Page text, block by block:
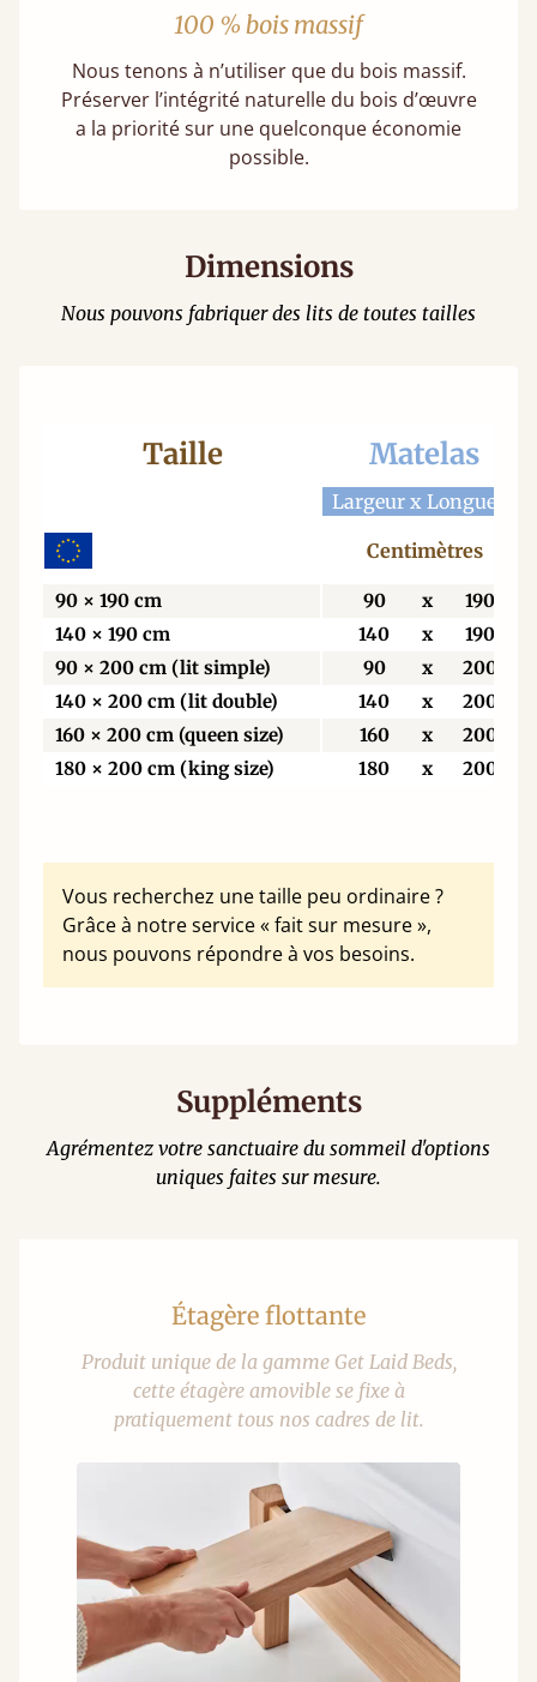
100 % bois massif
Nous tenons à n’utiliser que du bois massif.
Préserver l’intégrité naturelle du bois d’œuvre
a la priorité sur une quelconque économie
possible.
Dimensions
Nous pouvons fabriquer des lits de toutes tailles
Taille Matelas
Largeur x Longueur
Centimètres
90 × 190 cm 90 x
190
140 × 190 cm
140 x
190
90 × 200 cm (lit simple)
90 x
200
140 × 200 cm (lit double)
140 x
200
160 × 200 cm (queen size)
160 x
200
180 × 200 cm (king size)
180 x 200
Vous recherchez une taille peu ordinaire ?
Grâce à notre service « fait sur mesure »,
nous pouvons répondre à vos besoins.
Suppléments
Agrémentez votre sanctuaire du sommeil d'options
uniques faites sur mesure.
Étagère flottante
Produit unique de la gamme Get Laid Beds,
cette étagère amovible se fixe à
pratiquement tous nos cadres de lit.